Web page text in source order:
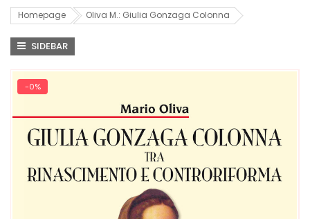
Homepage Oliva M.: Giulia Gonzaga Colonna
SIDEBAR
-0%